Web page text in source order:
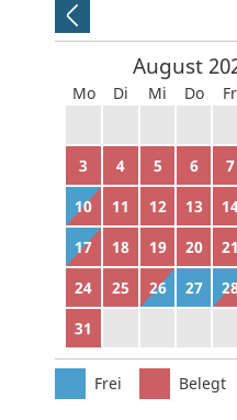
August
Mo Di Mi Do Fr
3
4 5 6 7
10
11 12 13
17
18 19 20 21
24
25 26 27
31
Frei Belegt